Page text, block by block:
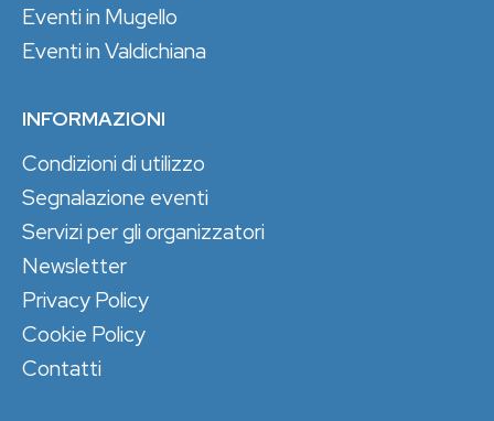
Eventi in Mugello
Eventi in Valdichiana
INFORMAZIONI
Condizioni di utilizzo
Segnalazione eventi
Servizi per gli organizzatori
Newsletter
Privacy Policy
Cookie Policy
Contatti